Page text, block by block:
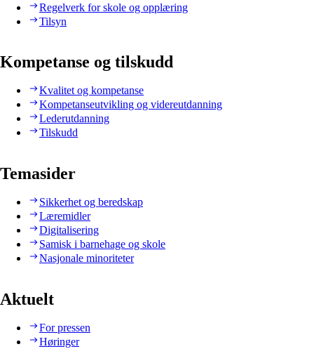
Regelverk for skole og opplæring
Tilsyn
Kompetanse og tilskudd
Kvalitet og kompetanse
Kompetanseutvikling og videreutdanning
Lederutdanning
Tilskudd
Temasider
Sikkerhet og beredskap
Læremidler
Digitalisering
Samisk i barnehage og skole
Nasjonale minoriteter
Aktuelt
For pressen
Høringer